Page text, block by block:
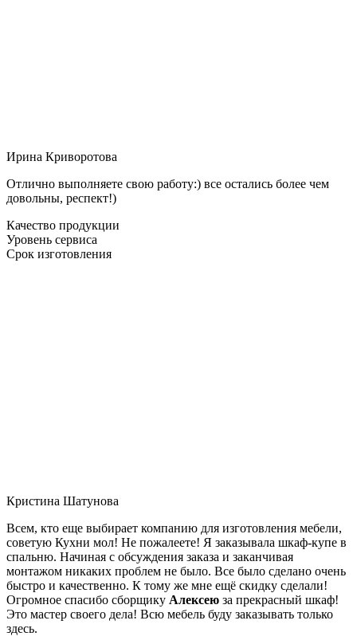
Ирина Криворотова
Отлично выполняете свою работу:) все остались более чем
довольны, респект!)
Качество продукции
Уровень сервиса
Срок изготовления
Кристина Шатунова
Всем, кто еще выбирает компанию для изготовления мебели,
советую Кухни мол! Не пожалеете! Я заказывала шкаф-купе в
спальню. Начиная с обсуждения заказа и заканчивая
монтажом никаких проблем не было. Все было сделано очень
быстро и качественно. К тому же мне ещё скидку сделали!
Огромное спасибо сборщику Алексею за прекрасный шкаф!
Это мастер своего дела! Всю мебель буду заказывать только
здесь.